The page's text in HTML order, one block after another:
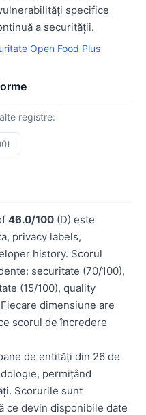
specifice
a securității.
Open Food Plus
registre:
46.0/100 (D) este
privacy labels,
history. Scorul
securitate (70/100),
(15/100), quality
dimensiune are
scorul de încredere
de entități din 26 de
permițând
Scorurile sunt
ce devin disponibile date